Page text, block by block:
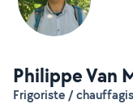
Philippe Van
Frigoriste /